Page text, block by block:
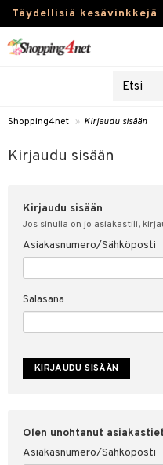
Täydellisiä kesävinkkejä
Piilolinssit
Luontaistuotteet
Fitness
Koti & Sisustus
Lelut, Lapsi & Vauva
Tuotemerkkejä
Shopping4net » Kirjaudu sisään
Kirjaudu sisään
Kirjaudu sisään
Jos sinulla on jo asiakastili,
Asiakasnumero/Sähköposti
Salasana
Olen unohtanut
Asiakasnumero/Sähköposti
sisään
& vastauksia
myyntiehdot
suojaus